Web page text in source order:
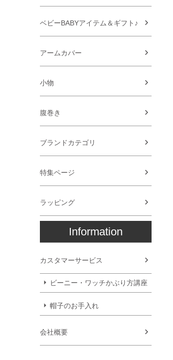
ベビーBABYアイテム＆ギフト♪
アームカバー
小物
腹巻き
ブランドカテゴリ
特集ページ
ラッピング
Information
カスタマーサービス
ビーニー・ワッチかぶり方講座
帽子のお手入れ
会社概要